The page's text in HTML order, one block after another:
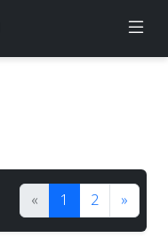
« 1 2 »